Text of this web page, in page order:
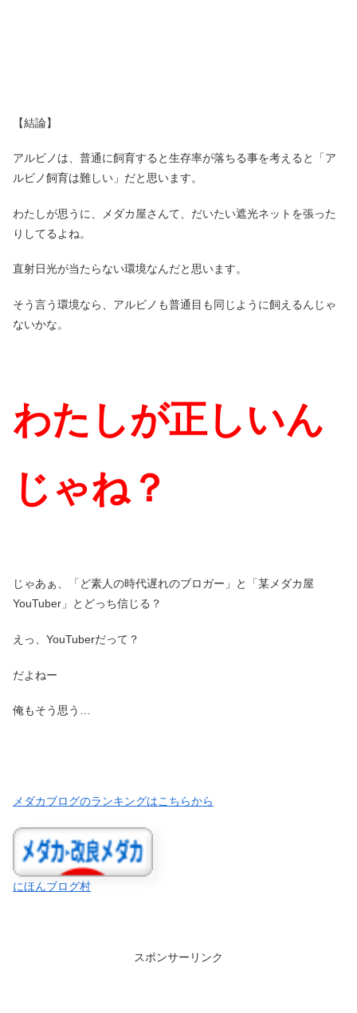
【結論】
アルビノは、普通に飼育すると生存率が落ちる事を考えると「ア
ルビノ飼育は難しい」だと思います。
わたしが思うに、メダカ屋さんて、だいたい遮光ネットを張った
りしてるよね。
直射日光が当たらない環境なんだと思います。
そう言う環境なら、アルビノも普通目も同じように飼えるんじゃ
ないかな。
わたしが正しいん
じゃね？
じゃあぁ、「ど素人の時代遅れのブロガー」と「某メダカ屋
YouTuber」とどっち信じる？
えっ、YouTuberだって？
だよねー
俺もそう思う…
メダカブログのランキングはこちらから
にほんブログ村
スポンサーリンク